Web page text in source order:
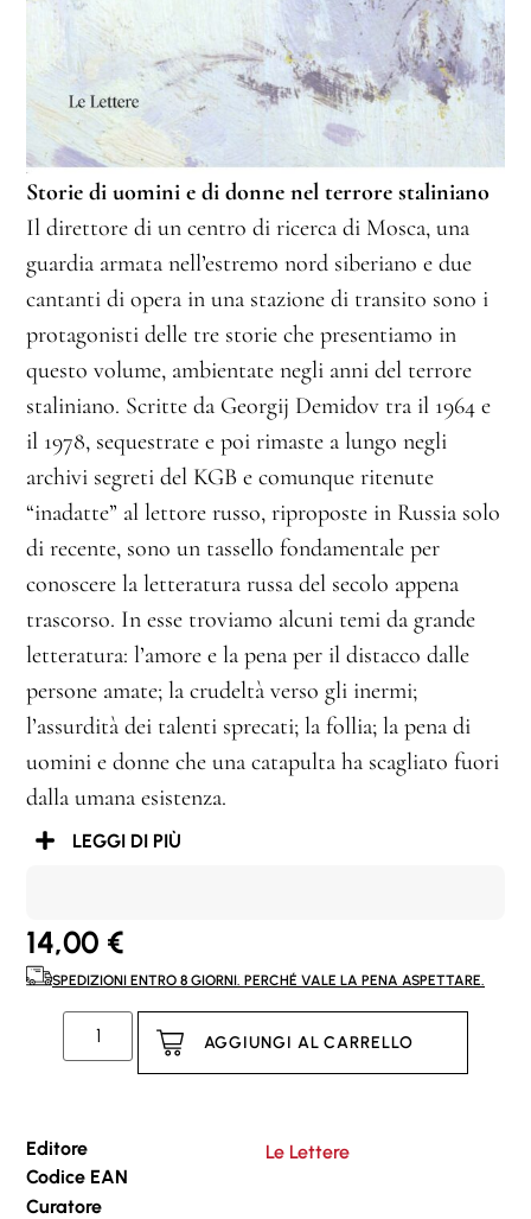
Storie di uomini e di donne nel terrore staliniano
Il direttore di un centro di ricerca di Mosca, una
guardia armata nell’estremo nord siberiano e due
cantanti di opera in una stazione di transito sono i
protagonisti delle tre storie che presentiamo in
questo volume, ambientate negli anni del terrore
staliniano. Scritte da Georgij Demidov tra il 1964 e
il 1978, sequestrate e poi rimaste a lungo negli
archivi segreti del KGB e comunque ritenute
“inadatte” al lettore russo, riproposte in Russia solo
di recente, sono un tassello fondamentale per
conoscere la letteratura russa del secolo appena
trascorso. In esse troviamo alcuni temi da grande
letteratura: l’amore e la pena per il distacco dalle
persone amate; la crudeltà verso gli inermi;
l’assurdità dei talenti sprecati; la follia; la pena di
uomini e donne che una catapulta ha scagliato fuori
dalla umana esistenza.
LEGGI DI PIÙ
14,00 €
SPEDIZIONI ENTRO 8 GIORNI. PERCHÉ VALE LA PENA ASPETTARE.
AGGIUNGI AL CARRELLO
Editore
Le Lettere
Codice EAN
Curatore